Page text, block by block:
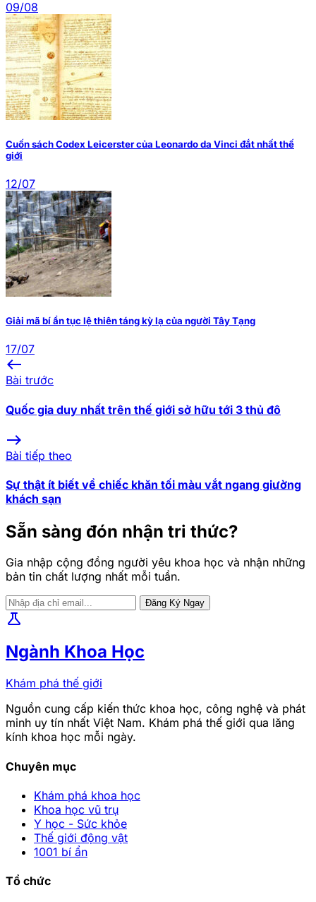
09/08
Cuốn sách Codex Leicerster của Leonardo da Vinci đắt nhất thế
giới
12/07
Giải mã bí ẩn tục lệ thiên táng kỳ lạ của người Tây Tạng
17/07
west
Bài trước
Quốc gia duy nhất trên thế giới sở hữu tới 3 thủ đô
east
Bài tiếp theo
Sự thật ít biết về chiếc khăn tối màu vắt ngang giường
khách sạn
Sẵn sàng đón nhận tri thức?
Gia nhập cộng đồng người yêu khoa học và nhận những
bản tin chất lượng nhất mỗi tuần.
Đăng Ký Ngay
science
Ngành Khoa Học
Khám phá thế giới
Nguồn cung cấp kiến thức khoa học, công nghệ và phát
minh uy tín nhất Việt Nam. Khám phá thế giới qua lăng
kính khoa học mỗi ngày.
Chuyên mục
Khám phá khoa học
Khoa học vũ trụ
Y học - Sức khỏe
Thế giới động vật
1001 bí ẩn
Tổ chức